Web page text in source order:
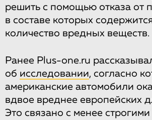
решить с помощью отказа от
в составе которых
количество вредных веществ.
Ранее Plus-one.ru
об исследовании, согласно
американские автомобили
вдвое вреднее европейских
Это связано с менее строгими